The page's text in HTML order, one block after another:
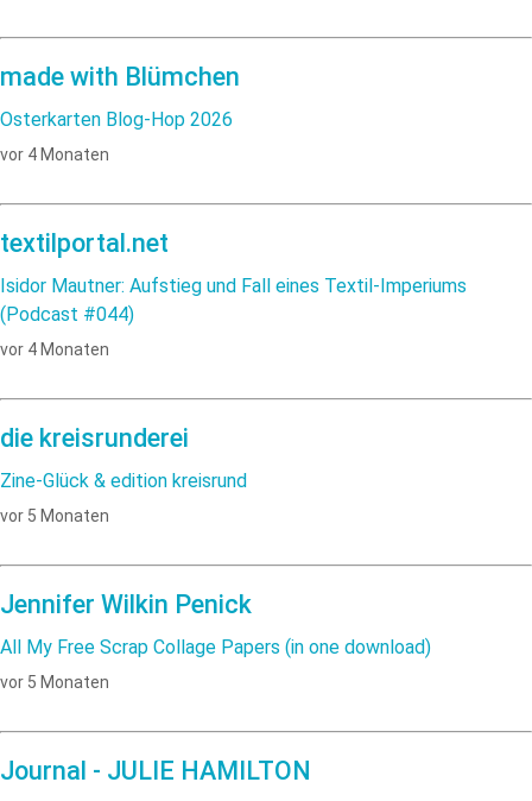
made with Blümchen
Osterkarten Blog-Hop 2026
vor 4 Monaten
textilportal.net
Isidor Mautner: Aufstieg und Fall eines Textil-Imperiums
(Podcast #044)
vor 4 Monaten
die kreisrunderei
Zine-Glück & edition kreisrund
vor 5 Monaten
Jennifer Wilkin Penick
All My Free Scrap Collage Papers (in one download)
vor 5 Monaten
Journal - JULIE HAMILTON